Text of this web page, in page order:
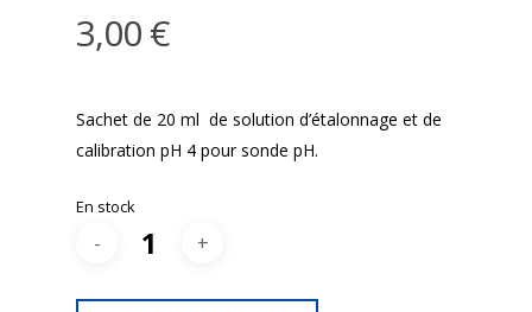
3,00€
Sachet de 20 ml de solution d’étalonnage et de
calibration pH 4 pour sonde pH.
En stock